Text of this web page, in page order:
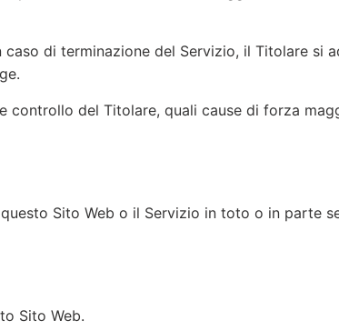
di terminazione del Servizio, il Titolare si
del Titolare, quali cause di forza
Sito Web o il Servizio in toto o in parte
Sito Web.